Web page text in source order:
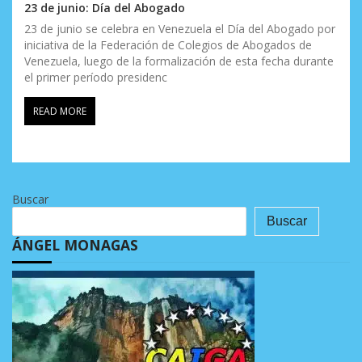
23 de junio: Día del Abogado
23 de junio se celebra en Venezuela el Día del Abogado por
iniciativa de la Federación de Colegios de Abogados de
Venezuela, luego de la formalización de esta fecha durante
el primer período presidenc
READ MORE
Buscar
Buscar
ÁNGEL MONAGAS